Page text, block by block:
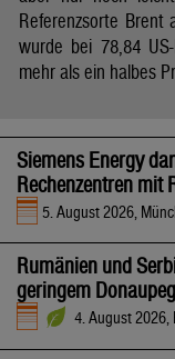
Referenzsorte Brent
wurde bei 78,84
mehr als ein halbes
Siemens Energy
Rechenzentren mit
5. August 2026,
Rumänien und
geringem
4. August 2026,